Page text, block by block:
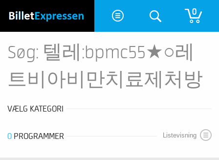
0
Søg: 텔레:bpmc55★○레
트비아비만치료제처방
VÆLG KATEGORI
0 PROGRAMMER Listevisning